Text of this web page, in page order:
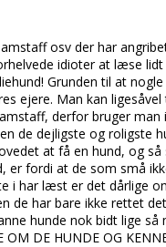
osv der har
idioter at læse
Grunden til at
ejere. Man kan
derfor bruger man
de dejligste og roligste
at få en hund, og
er fordi at de som små
i har læst er det dårlige
de har bare ikke rettet
hunde nok bidt lige
DE HUNDE OG